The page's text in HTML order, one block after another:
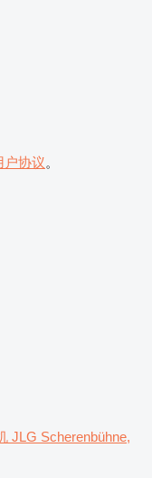
户协议。
JLG Scherenbühne,